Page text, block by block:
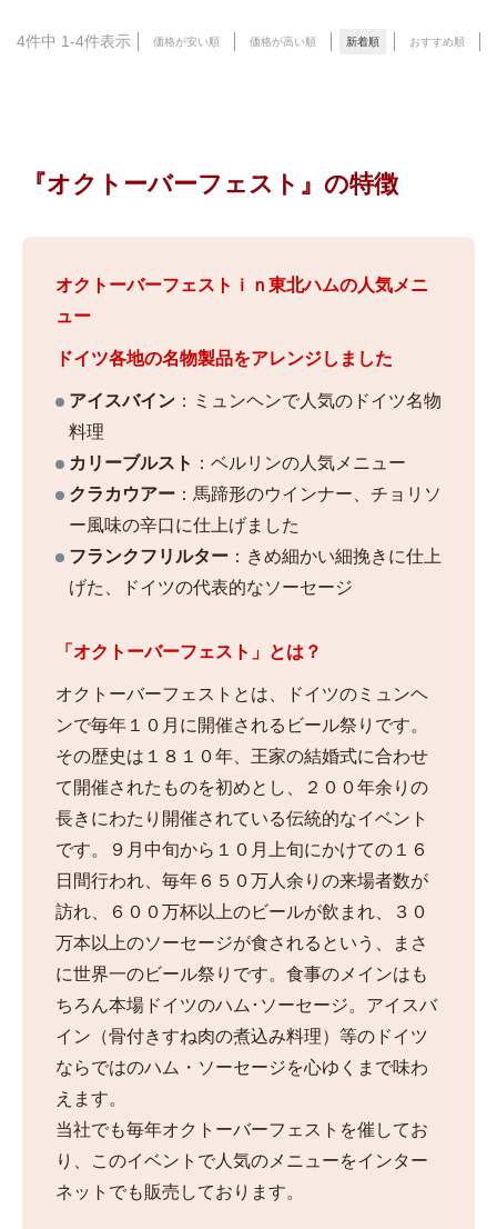
価格が安い順 価格が高い順 新着順 おすすめ順
4件中 1-4件表示
『オクトーバーフェスト』の特徴
オクトーバーフェストｉｎ東北ハムの人気メニ
ュー
ドイツ各地の名物製品をアレンジしました
アイスバイン ：ミュンヘンで人気のドイツ名物
料理
カリーブルスト ：ベルリンの人気メニュー
クラカウアー ：馬蹄形のウインナー、チョリソ
ー風味の辛口に仕上げました
フランクフリルター ：きめ細かい細挽きに仕上
げた、ドイツの代表的なソーセージ
「オクトーバーフェスト」とは？
オクトーバーフェストとは、ドイツのミュンヘ
ンで毎年１０月に開催されるビール祭りです。
その歴史は１８１０年、王家の結婚式に合わせ
て開催されたものを初めとし、２００年余りの
長きにわたり開催されている伝統的なイベント
です。９月中旬から１０月上旬にかけての１６
日間行われ、毎年６５０万人余りの来場者数が
訪れ、６００万杯以上のビールが飲まれ、３０
万本以上のソーセージが食されるという、まさ
に世界一のビール祭りです。食事のメインはも
ちろん本場ドイツのハム･ソーセージ。アイスバ
イン（骨付きすね肉の煮込み料理）等のドイツ
ならではのハム・ソーセージを心ゆくまで味わ
えます。
当社でも毎年オクトーバーフェストを催してお
り、このイベントで人気のメニューをインター
ネットでも販売しております。